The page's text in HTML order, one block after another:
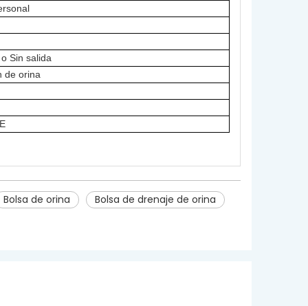
Sin salida
de orina
Bolsa de orina
Bolsa de drenaje de orina